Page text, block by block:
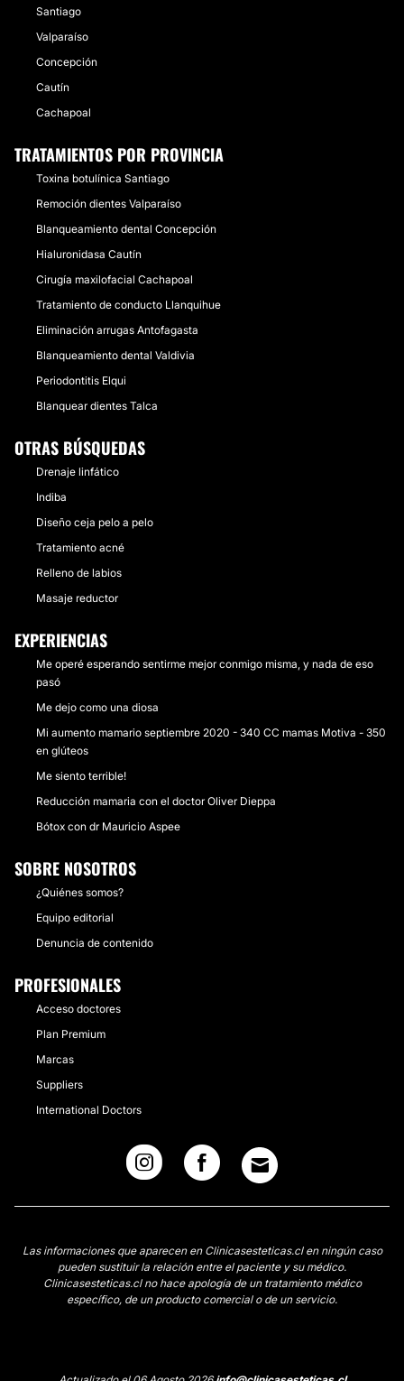
Santiago
Valparaíso
Concepción
Cautín
Cachapoal
TRATAMIENTOS POR PROVINCIA
Toxina botulínica Santiago
Remoción dientes Valparaíso
Blanqueamiento dental Concepción
Hialuronidasa Cautín
Cirugía maxilofacial Cachapoal
Tratamiento de conducto Llanquihue
Eliminación arrugas Antofagasta
Blanqueamiento dental Valdivia
Periodontitis Elqui
Blanquear dientes Talca
OTRAS BÚSQUEDAS
Drenaje linfático
Indiba
Diseño ceja pelo a pelo
Tratamiento acné
Relleno de labios
Masaje reductor
EXPERIENCIAS
Me operé esperando sentirme mejor conmigo misma, y nada de eso
pasó
Me dejo como una diosa
Mi aumento mamario septiembre 2020 - 340 CC mamas Motiva - 350
en glúteos
Me siento terrible!
Reducción mamaria con el doctor Oliver Dieppa
Bótox con dr Mauricio Aspee
SOBRE NOSOTROS
¿Quiénes somos?
Equipo editorial
Denuncia de contenido
PROFESIONALES
Acceso doctores
Plan Premium
Marcas
Suppliers
International Doctors
Las informaciones que aparecen en Clinicasesteticas.cl en ningún caso
pueden sustituir la relación entre el paciente y su médico.
Clinicasesteticas.cl no hace apología de un tratamiento médico
específico, de un producto comercial o de un servicio.